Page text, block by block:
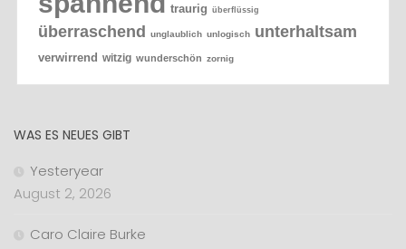
traurig überflüssig
überraschend unglaublich unlogisch unterhaltsam
verwirrend witzig wunderschön zornig
WAS ES NEUES GIBT
Yesteryear
August 2, 2026
Caro Claire Burke